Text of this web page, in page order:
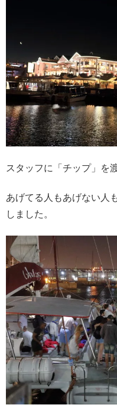
スタッフに「チップ」を
あげてる人もあげない人
しました。